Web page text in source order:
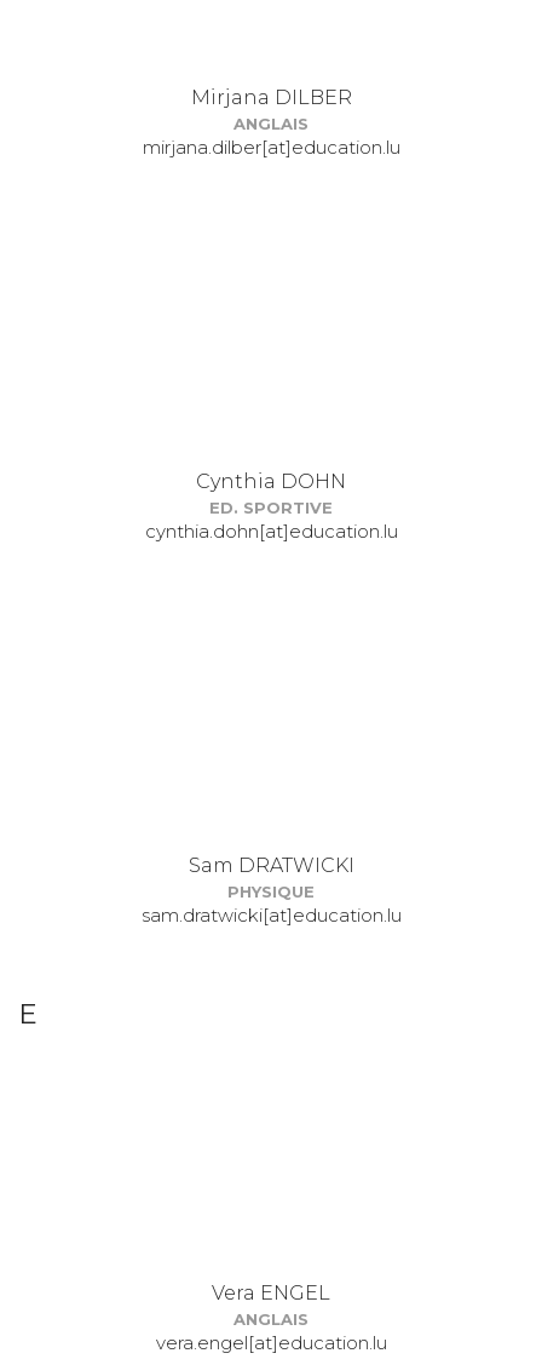
Mirjana DILBER
ANGLAIS
mirjana.dilber[at]education.lu
Cynthia DOHN
ED. SPORTIVE
cynthia.dohn[at]education.lu
Sam DRATWICKI
PHYSIQUE
sam.dratwicki[at]education.lu
E
Vera ENGEL
ANGLAIS
vera.engel[at]education.lu